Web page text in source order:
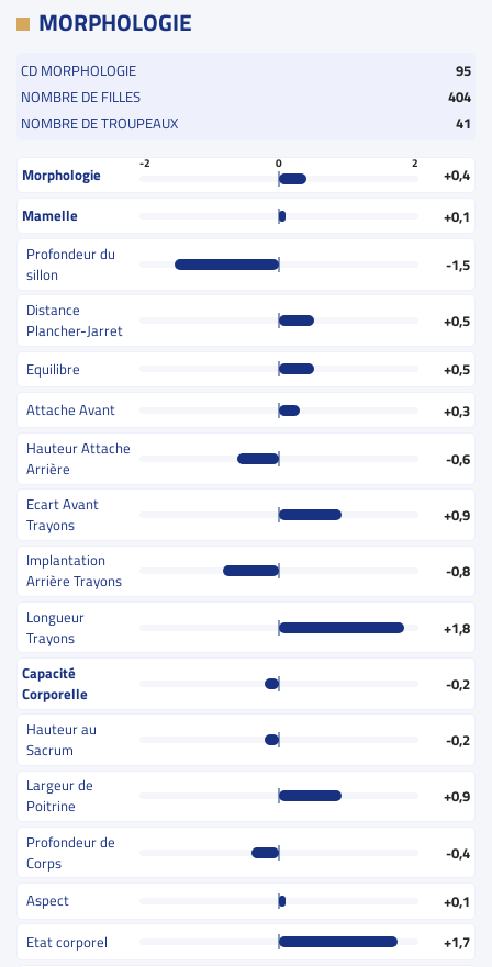
MORPHOLOGIE
CD MORPHOLOGIE
95
NOMBRE DE FILLES
404
NOMBRE DE TROUPEAUX
41
Morphologie
-2 0 2
+0,4
Mamelle
+0,1
Profondeur du
sillon
-1,5
Distance
Plancher-Jarret
+0,5
Equilibre
+0,5
Attache Avant
+0,3
Hauteur Attache
Arrière
-0,6
Ecart Avant
Trayons
+0,9
Implantation
Arrière Trayons
-0,8
Longueur
Trayons
+1,8
Capacité
Corporelle
-0,2
Hauteur au
Sacrum
-0,2
Largeur de
Poitrine
+0,9
Profondeur de
Corps
-0,4
Aspect
+0,1
Etat corporel
+1,7